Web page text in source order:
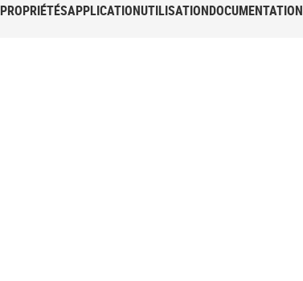
PROPRIÉTÉSAPPLICATIONUTILISATIONDOCUMENTATION